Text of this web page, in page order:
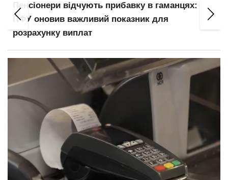
Пенсіонери відчують прибавку в гаманцях:
ПФУ оновив важливий показник для
розрахунку виплат